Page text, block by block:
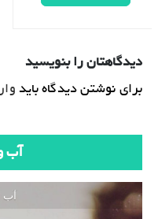
دیدگاهتان را بنویسید
برای نوشتن دیدگاه باید
آب
آب